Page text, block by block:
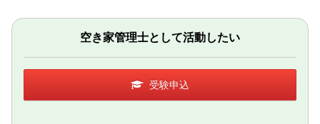
空き家管理士として活動したい
受験申込